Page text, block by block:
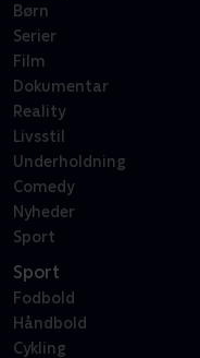
Børn
Serier
Film
Dokumentar
Reality
Livsstil
Underholdning
Comedy
Nyheder
Sport
Sport
Fodbold
Håndbold
Cykling